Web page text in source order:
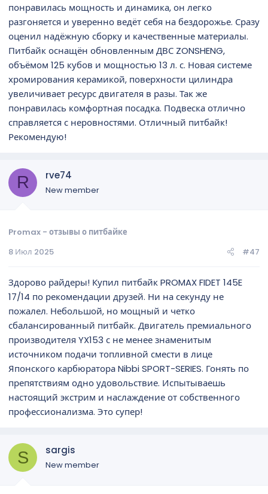
понравилась мощность и динамика, он легко
разгоняется и уверенно ведёт себя на бездорожье. Сразу
оценил надёжную сборку и качественные материалы.
Питбайк оснащён обновленным ДВС ZONSHENG,
объёмом 125 кубов и мощностью 13 л. с. Новая системе
хромирования керамикой, поверхности цилиндра
увеличивает ресурс двигателя в разы. Так же
понравилась комфортная посадка. Подвеска отлично
справляется с неровностями. Отличный питбайк!
Рекомендую!
R rve74
New member
Promax - отзывы о питбайке
8 Июл 2025
#47
Здорово райдеры! Купил питбайк PROMAX FIDET 145E
17/14 по рекомендации друзей. Ни на секунду не
пожалел. Небольшой, но мощный и четко
сбалансированный питбайк. Двигатель премиального
производителя YX153 с не менее знаменитым
источником подачи топливной смести в лице
Японского карбюратора Nibbi SPORT-SERIES. Гонять по
препятствиям одно удовольствие. Испытываешь
настоящий экстрим и наслаждение от собственного
профессионализма. Это супер!
S sargis
New member